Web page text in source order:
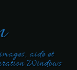
aide et
Windows